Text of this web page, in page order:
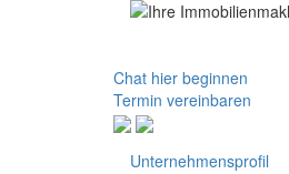
Chat hier beginnen
Termin vereinbaren
Unternehmensprofil